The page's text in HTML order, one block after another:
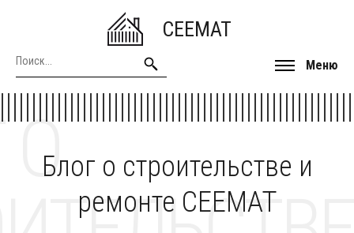
CEEMAT
Меню
Блог о строительстве и
ремонте CEEMAT
О